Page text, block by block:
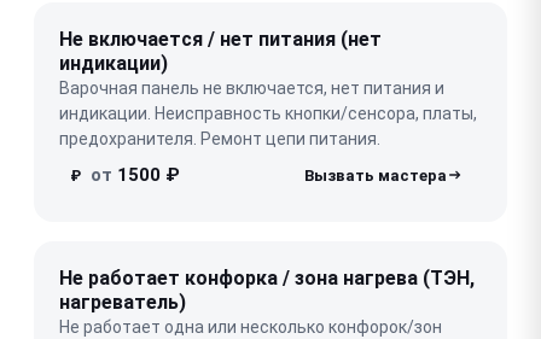
Не включается / нет питания (нет
индикации)
Варочная панель не включается, нет питания и
индикации. Неисправность кнопки/сенсора, платы,
предохранителя. Ремонт цепи питания.
₽ от 1500 ₽
Не работает конфорка / зона нагрева (ТЭН,
нагреватель)
Не работает одна или несколько конфорок/зон